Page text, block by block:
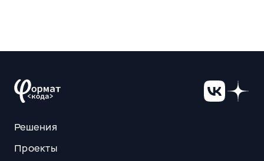
Решения
Проекты